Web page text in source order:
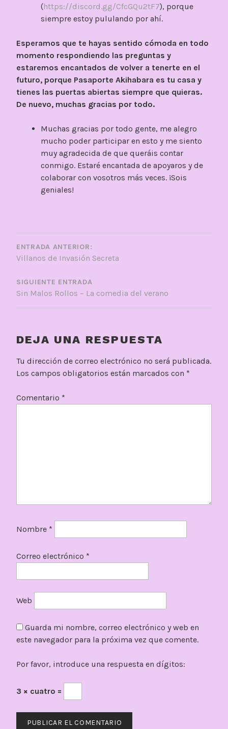
(https://discord.gg/CfcGQu2tF7), porque
siempre estoy pululando por ahí.
Esperamos que te hayas sentido cómoda en todo
momento respondiendo las preguntas y
estaremos encantados de volver a tenerte en el
futuro, porque Pasaporte Akihabara es tu casa y
tienes las puertas abiertas siempre que quieras.
De nuevo, muchas gracias por todo.
Muchas gracias por todo gente, me alegro
mucho poder participar en esto y me siento
muy agradecida de que queráis contar
conmigo. Estaré encantada de apoyaros y de
colaborar con vosotros más veces. ¡Sois
geniales!
NAVEGACIÓN
DE
ENTRADAS
ENTRADA ANTERIOR:
Villanos de Invasión Secreta
SIGUIENTE ENTRADA
Sin Malos Rollos – La comedia del verano
DEJA UNA RESPUESTA
Tu dirección de correo electrónico no será publicada.
Los campos obligatorios están marcados con *
Comentario *
Nombre *
Correo electrónico *
Web
Guarda mi nombre, correo electrónico y web en
este navegador para la próxima vez que comente.
Por favor, introduce una respuesta en dígitos:
3 × cuatro =